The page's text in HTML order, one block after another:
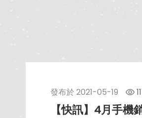
發布於 2021-05-19
【快訊】4月手